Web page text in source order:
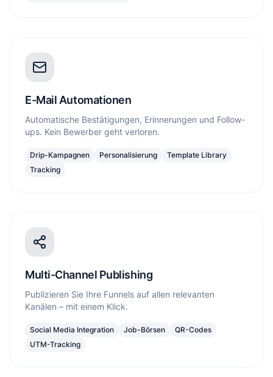
E-Mail Automationen
Automatische Bestätigungen, Erinnerungen und Follow-
ups. Kein Bewerber geht verloren.
Drip-Kampagnen Personalisierung
Template Library
Tracking
Multi-Channel Publishing
Publizieren Sie Ihre Funnels auf allen relevanten
Kanälen – mit einem Klick.
Social Media Integration Job-Börsen
QR-Codes
UTM-Tracking